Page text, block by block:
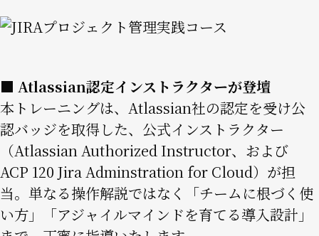
Image
■ Atlassian認定インストラクターが登壇
本トレーニングは、Atlassian社の認定を受け公
認バッジを取得した、公式インストラクター
（Atlassian Authorized Instructor、および
ACP 120 Jira Adminstration for Cloud）が担
当。単なる操作解説ではなく「チームに根づく使
い方」「アジャイルマインドを育てる導入設計」